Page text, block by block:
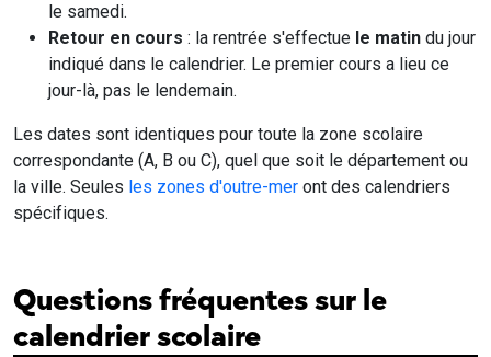
le samedi.
Retour en cours : la rentrée s'effectue le matin du jour
indiqué dans le calendrier. Le premier cours a lieu ce
jour-là, pas le lendemain.
Les dates sont identiques pour toute la zone scolaire
correspondante (A, B ou C), quel que soit le département ou
la ville. Seules les zones d'outre-mer ont des calendriers
spécifiques.
Questions fréquentes sur le
calendrier scolaire